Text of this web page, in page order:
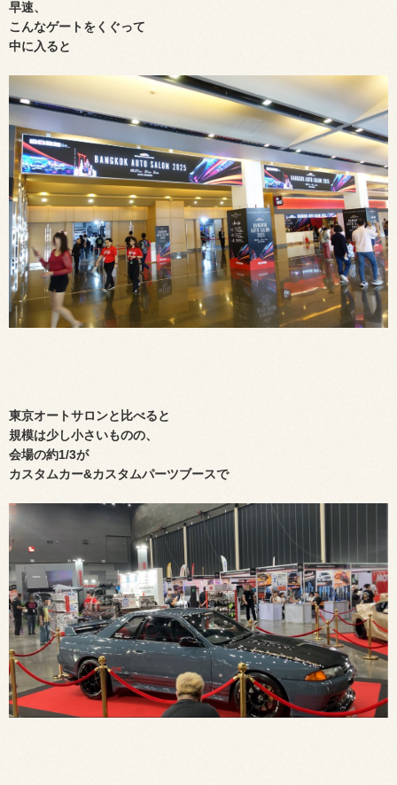
早速、
こんなゲートをくぐって
中に入ると
東京オートサロンと比べると
規模は少し小さいものの、
会場の約1/3が
カスタムカー&カスタムパーツブースで